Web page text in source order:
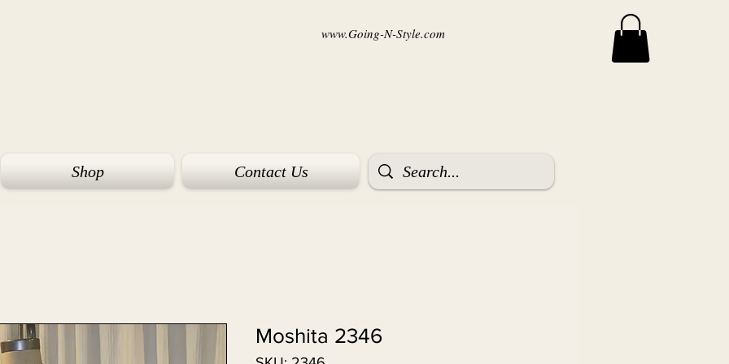
www.Going-N-Style.com
Shop Contact Us
Moshita 2346